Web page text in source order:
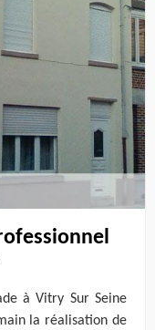
à Vitry Sur Seine
la réalisation de